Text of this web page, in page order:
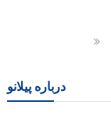
درباره پیلانو